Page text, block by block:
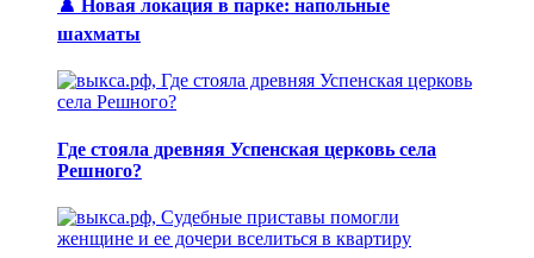
♟️ Новая локация в парке: напольные
шахматы
Где стояла древняя Успенская церковь села
Решного?